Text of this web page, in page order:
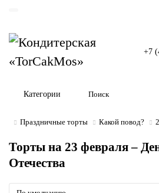
+7
Категории
Праздничные торты Какой повод?
Торты на 23 февраля –
Отечества